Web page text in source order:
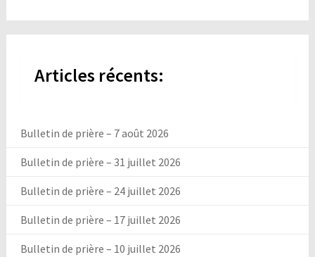
Articles récents:
Bulletin de prière – 7 août 2026
Bulletin de prière – 31 juillet 2026
Bulletin de prière – 24 juillet 2026
Bulletin de prière – 17 juillet 2026
Bulletin de prière – 10 juillet 2026